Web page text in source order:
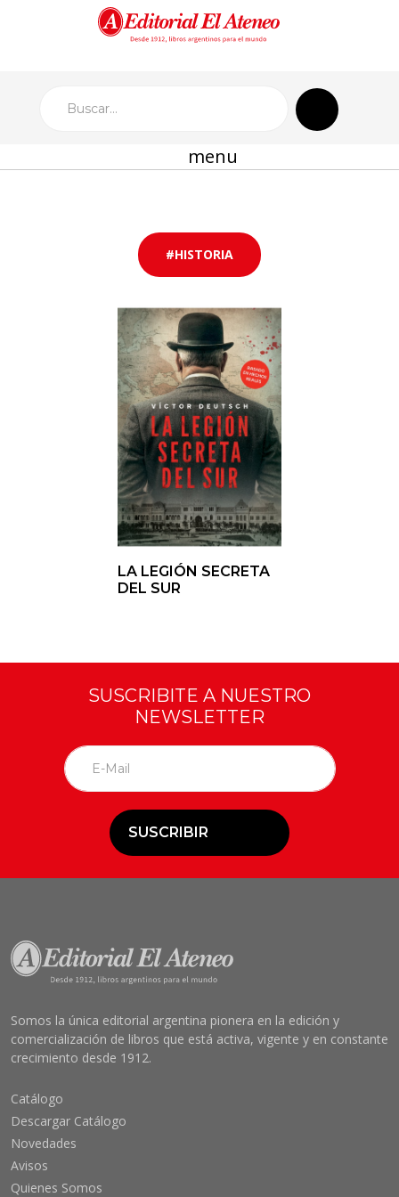
menu
#HISTORIA
LA LEGIÓN SECRETA
DEL SUR
SUSCRIBITE A NUESTRO
NEWSLETTER
SUSCRIBIR
Somos la única editorial argentina pionera en la edición y
comercialización de libros que está activa, vigente y en constante
crecimiento desde 1912.
Catálogo
Descargar Catálogo
Novedades
Avisos
Quienes Somos